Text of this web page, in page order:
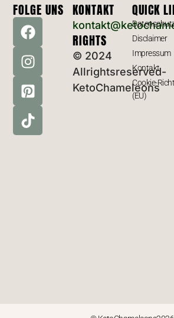
FOLGE UNS KONTAKT
RIGHTS
© 2024
Allrightsreserved-
KetoChameleons
QUICK
Disclaimer
Impressum
Kontakt
Cookie-
(EU)